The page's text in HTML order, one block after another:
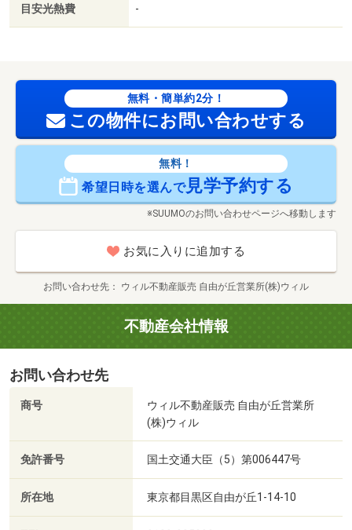
目安光熱費 -
無料・簡単約2分！
この物件にお問い合わせする
無料！
希望日時を選んで見学予約する
※SUUMOのお問い合わせページへ移動します
お気に入りに追加する
お問い合わせ先 ウィル不動産販売 自由が丘営業所(株)ウィル
不動産会社情報
お問い合わせ先
商号
ウィル不動産販売 自由が丘営業所
(株)ウィル
免許番号 国土交通大臣（5）第006447号
所在地 東京都目黒区自由が丘1-14-10